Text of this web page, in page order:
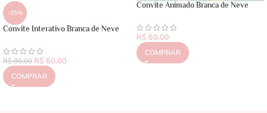
-25%
Convite Interativo Branca de Neve
R$80,00 R$ 60,00
COMPRAR
Convite Animado Branca de Neve
R$ 60,00
COMPRAR